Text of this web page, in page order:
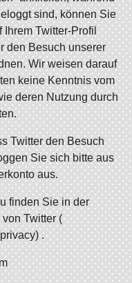
sind, können Sie
Twitter-Profil
den Besuch unserer
Wir weisen darauf
keine Kenntnis vom
deren Nutzung durch
Twitter den Besuch
Sie sich bitte aus
aus.
finden Sie in der
Twitter (
.